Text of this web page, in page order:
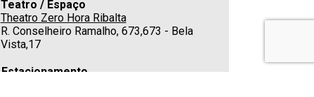
Teatro / Espaço
Theatro Zero Hora Ribalta
R. Conselheiro Ramalho, 673,673 - Bela
Vista,17
Estacionamento